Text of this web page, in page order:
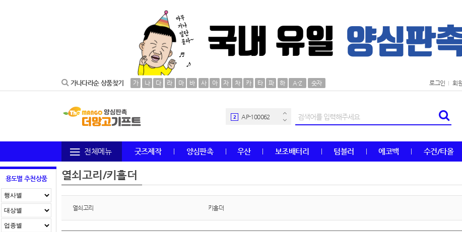
가나다라순 상품찾기 가 나 다 라 마 바 사 아 자 차 카 타 파 하 A-Z 숫자 로그인 회
2 AP-100062
4 수건
볼펜
전체메뉴 굿즈제작 양심판촉 우산 보조배터리 텀블러 에코백 수건/타올
용도별 추천상품 열쇠고리/키홀더
열쇠고리 키홀더